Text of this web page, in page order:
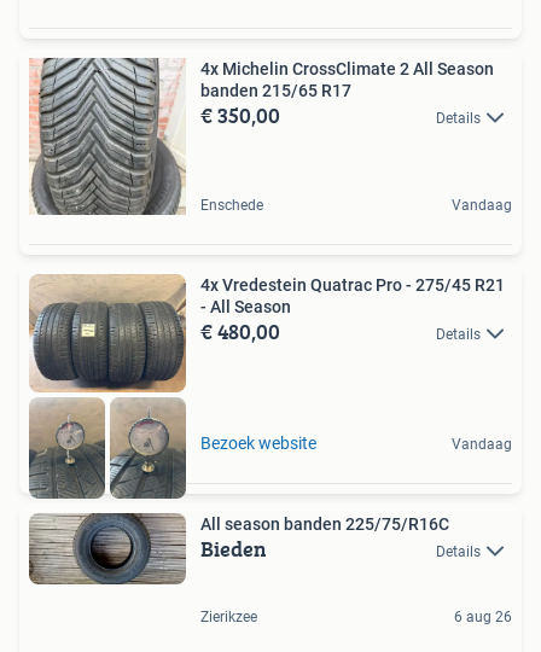
4x Michelin CrossClimate 2 All Season
banden 215/65 R17
€ 350,00 Details
Enschede Vandaag
4x Vredestein Quatrac Pro - 275/45 R21
- All Season
€ 480,00 Details
Bezoek website Vandaag
All season banden 225/75/R16C
Bieden Details
Zierikzee 6 aug 26